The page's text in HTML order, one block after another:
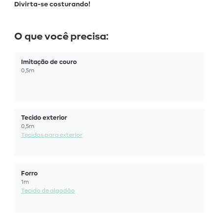
Divirta-se costurando!
O que você precisa:
Imitação de couro
0,5m
Tecido exterior
0,5m
Tecidos para exterior
Forro
1m
Tecido de algodão